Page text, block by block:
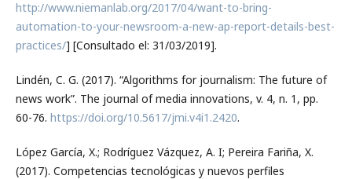
http://www.niemanlab.org/2017/04/want-to-bring-
automation-to-your-newsroom-a-new-ap-report-details-best-
practices/] [Consultado el: 31/03/2019].
Lindén, C. G. (2017). “Algorithms for journalism: The future of
news work”. The journal of media innovations, v. 4, n. 1, pp.
60-76. https://doi.org/10.5617/jmi.v4i1.2420.
López García, X.; Rodríguez Vázquez, A. I; Pereira Fariña, X.
(2017). Competencias tecnológicas y nuevos perfiles